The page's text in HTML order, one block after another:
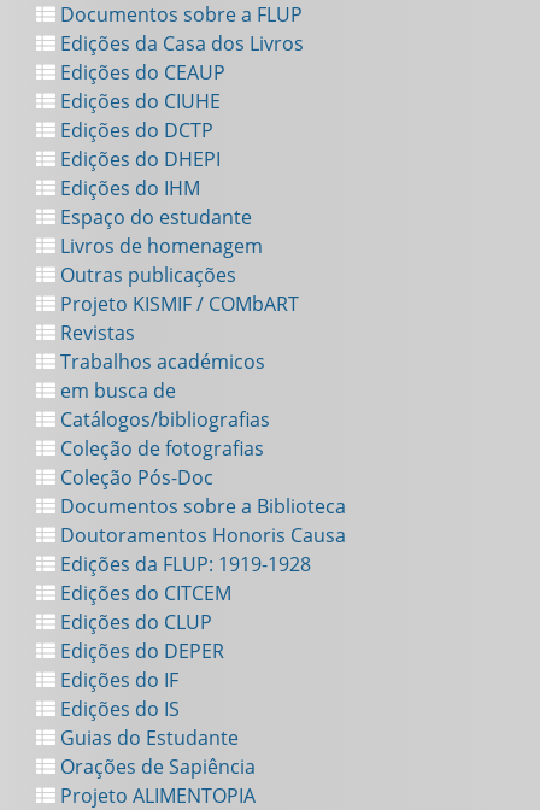
Documentos sobre a FLUP
Edições da Casa dos Livros
Edições do CEAUP
Edições do CIUHE
Edições do DCTP
Edições do DHEPI
Edições do IHM
Espaço do estudante
Livros de homenagem
Outras publicações
Projeto KISMIF / COMbART
Revistas
Trabalhos académicos
em busca de
Catálogos/bibliografias
Coleção de fotografias
Coleção Pós-Doc
Documentos sobre a Biblioteca
Doutoramentos Honoris Causa
Edições da FLUP: 1919-1928
Edições do CITCEM
Edições do CLUP
Edições do DEPER
Edições do IF
Edições do IS
Guias do Estudante
Orações de Sapiência
Projeto ALIMENTOPIA